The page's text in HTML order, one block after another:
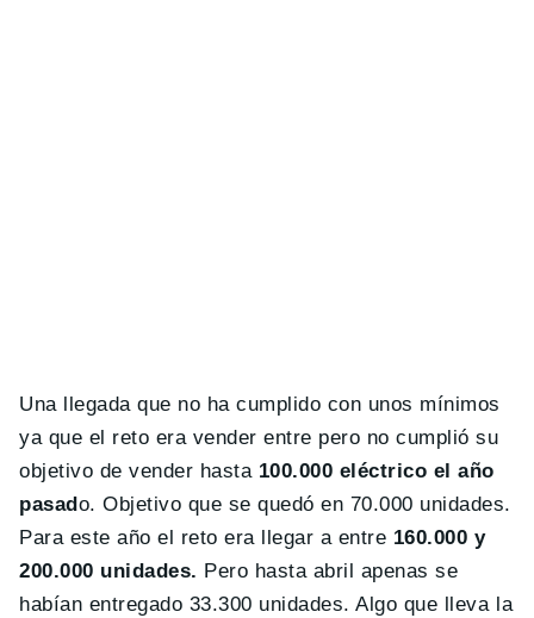
Una llegada que no ha cumplido con unos mínimos
ya que el reto era vender entre pero no cumplió su
objetivo de vender hasta 100.000 eléctrico el año
pasad o. Objetivo que se quedó en 70.000 unidades.
Para este año el reto era llegar a entre 160.000 y
200.000 unidades. Pero hasta abril apenas se
habían entregado 33.300 unidades. Algo que lleva la